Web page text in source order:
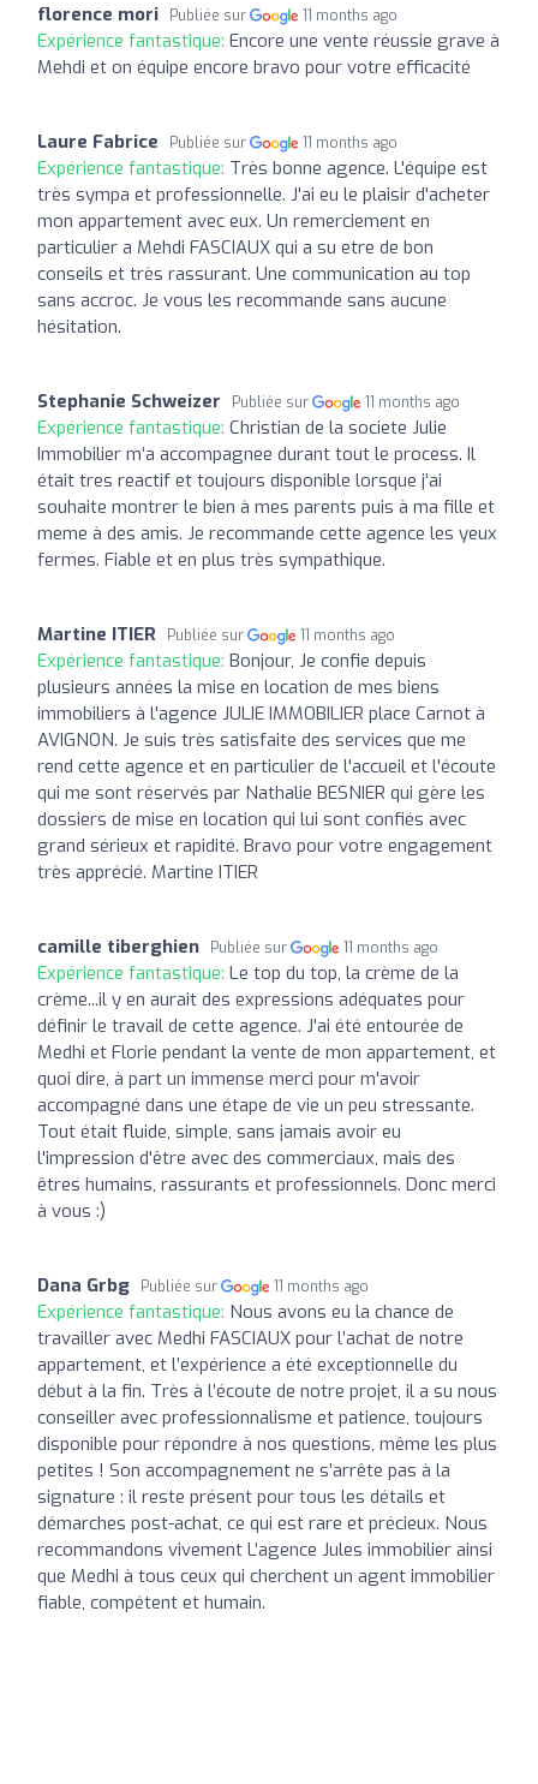
florence mori Publiée sur 11 months ago
Expérience fantastique: Encore une vente réussie grave à
Mehdi et on équipe encore bravo pour votre efficacité
Laure Fabrice Publiée sur 11 months ago
Expérience fantastique: Très bonne agence. L'équipe est
très sympa et professionnelle. J'ai eu le plaisir d'acheter
mon appartement avec eux. Un remerciement en
particulier a Mehdi FASCIAUX qui a su etre de bon
conseils et très rassurant. Une communication au top
sans accroc. Je vous les recommande sans aucune
hésitation.
Stephanie Schweizer Publiée sur 11 months ago
Expérience fantastique: Christian de la societe Julie
Immobilier m‘a accompagnee durant tout le process. Il
était tres reactif et toujours disponible lorsque j‘ai
souhaite montrer le bien à mes parents puis à ma fille et
meme à des amis. Je recommande cette agence les yeux
fermes. Fiable et en plus très sympathique.
Martine ITIER Publiée sur 11 months ago
Expérience fantastique: Bonjour, Je confie depuis
plusieurs années la mise en location de mes biens
immobiliers à l'agence JULIE IMMOBILIER place Carnot à
AVIGNON. Je suis très satisfaite des services que me
rend cette agence et en particulier de l'accueil et l'écoute
qui me sont réservés par Nathalie BESNIER qui gère les
dossiers de mise en location qui lui sont confiés avec
grand sérieux et rapidité. Bravo pour votre engagement
très apprécié. Martine ITIER
camille tiberghien Publiée sur 11 months ago
Expérience fantastique: Le top du top, la crème de la
crème...il y en aurait des expressions adéquates pour
définir le travail de cette agence. J'ai été entourée de
Medhi et Florie pendant la vente de mon appartement, et
quoi dire, à part un immense merci pour m'avoir
accompagné dans une étape de vie un peu stressante.
Tout était fluide, simple, sans jamais avoir eu
l'impression d'être avec des commerciaux, mais des
êtres humains, rassurants et professionnels. Donc merci
à vous :)
Dana Grbg Publiée sur 11 months ago
Expérience fantastique: Nous avons eu la chance de
travailler avec Medhi FASCIAUX pour l’achat de notre
appartement, et l’expérience a été exceptionnelle du
début à la fin. Très à l’écoute de notre projet, il a su nous
conseiller avec professionnalisme et patience, toujours
disponible pour répondre à nos questions, même les plus
petites ! Son accompagnement ne s’arrête pas à la
signature : il reste présent pour tous les détails et
démarches post-achat, ce qui est rare et précieux. Nous
recommandons vivement L’agence Jules immobilier ainsi
que Medhi à tous ceux qui cherchent un agent immobilier
fiable, compétent et humain.